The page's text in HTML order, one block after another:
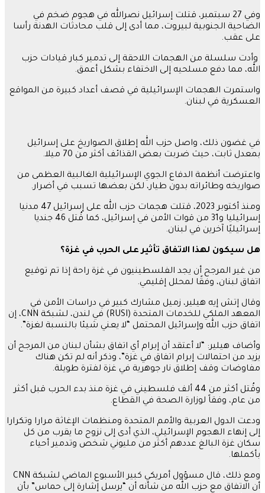
وفي 27 سبتمبر، قتلت إسرائيل نصرالله في هجوم ضخم في
الضاحية الجنوبية لبيروت، مما أدى إلى قلب محادثات الهدنة رأسا
على عقب.
وأدت سلسلة من الهجمات اللاحقة إلى تدمير كبار قيادات حزب
الله، مما دفع مسلحيه إلى الاختفاء بشكل أعمق.
واستمرت الهجمات الإسرائيلية في قصف أعداد كبيرة من المواقع
العسكرية في لبنان.
في غضون ذلك، واصل حزب الله إطلاق الصواريخ على إسرائيل
بمعدل ثابت، حيث ضربت بعض القذائف أكثر من 70 ميلا.
واعترضت أنظمة الدفاع الجوي الإسرائيلية الغالبية العظمى من
صواريخه وطائراته بدون طيار، لكن بعضها تسبب في أضرار.
ومنذ أكتوبر 2023، قتلت هجمات حزب الله على إسرائيل 47 مدنيا
إسرائيليا و31 من قوات الأمن في إسرائيل، كما قُتل 46 جنديا
إسرائيليًا آخرين في لبنان.
هل سيكون لهذا الاتفاق تأثير على الحرب في غزة؟
من غير المرجح أن يجد الفلسطينيون في غزة راحة إذا تم توقيع
اتفاق لبنان، وفقًا لمحلل إقليمي.
وقال إتش إيه هيلير، زميل مشارك كبير في دراسات الأمن في
المعهد الملكي للخدمات المتحدة (RUSI) في لندن، لشبكة CNN، إن
اتفاق حزب الله وإسرائيل المحتمل “لا يعني شيئا بالنسبة لغزة”.
وأضاف هيلير: “لا أعتقد أن إبرام أي اتفاق بشأن لبنان من المرجح أن
يزيد من احتمالات إبرام اتفاق في غزة”، وذكر أنه لم تكن هناك
مفاوضات وقف إطلاق نار جوهرية في غزة لفترة طويلة.
وقُتل أكثر من 44 ألف فلسطيني في غزة منذ بدء الحرب قبل أكثر
من عام، وفقاً لوزارة الصحة في القطاع.
ودعت الدول العربية والأمم المتحدة ومنظمات الإغاثة مرارا وتكرارا
إلى إنهاء الهجوم الإسرائيلي، الذي أدى إلى نزوح ما يقرب من كل
سكان غزة البالغ عددهم أكثر من مليوني شخص وتدمير أحياء
بأكملها.
ومع ذلك، قال مسؤول أمريكي كبير الأسبوع الماضي لشبكة CNN
أن الاتفاق مع حزب الله من شأنه أن “يرسل إشارة إلى حماس” بأن